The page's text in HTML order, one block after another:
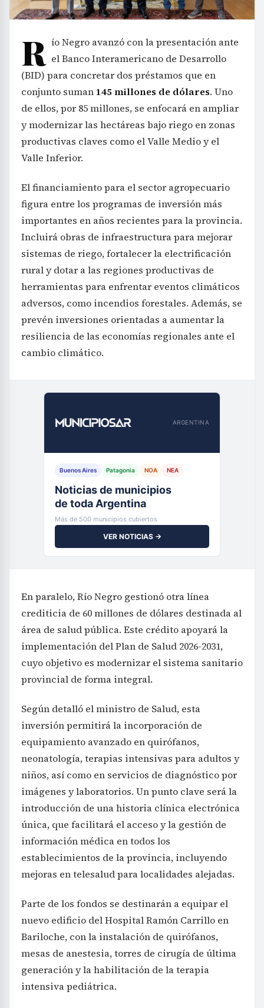
R ío Negro avanzó con la presentación ante
el Banco Interamericano de Desarrollo
(BID) para concretar dos préstamos que en
conjunto suman 145 millones de dólares. Uno
de ellos, por 85 millones, se enfocará en ampliar
y modernizar las hectáreas bajo riego en zonas
productivas claves como el Valle Medio y el
Valle Inferior.
El financiamiento para el sector agropecuario
figura entre los programas de inversión más
importantes en años recientes para la provincia.
Incluirá obras de infraestructura para mejorar
sistemas de riego, fortalecer la electrificación
rural y dotar a las regiones productivas de
herramientas para enfrentar eventos climáticos
adversos, como incendios forestales. Además, se
prevén inversiones orientadas a aumentar la
resiliencia de las economías regionales ante el
cambio climático.
ARGENTINA
Buenos Aires Patagonia NOA NEA
Noticias de municipios
de toda Argentina
Más de 500 municipios cubiertos
VER NOTICIAS →
En paralelo, Río Negro gestionó otra línea
crediticia de 60 millones de dólares destinada al
área de salud pública. Este crédito apoyará la
implementación del Plan de Salud 2026-2031,
cuyo objetivo es modernizar el sistema sanitario
provincial de forma integral.
Según detalló el ministro de Salud, esta
inversión permitirá la incorporación de
equipamiento avanzado en quirófanos,
neonatología, terapias intensivas para adultos y
niños, así como en servicios de diagnóstico por
imágenes y laboratorios. Un punto clave será la
introducción de una historia clínica electrónica
única, que facilitará el acceso y la gestión de
información médica en todos los
establecimientos de la provincia, incluyendo
mejoras en telesalud para localidades alejadas.
Parte de los fondos se destinarán a equipar el
nuevo edificio del Hospital Ramón Carrillo en
Bariloche, con la instalación de quirófanos,
mesas de anestesia, torres de cirugía de última
generación y la habilitación de la terapia
intensiva pediátrica.